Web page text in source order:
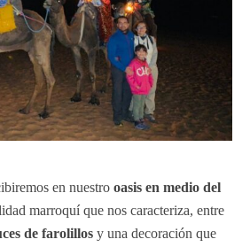
en nuestro oasis en medio del
marroquí que nos caracteriza, entre
de farolillos y una decoración que